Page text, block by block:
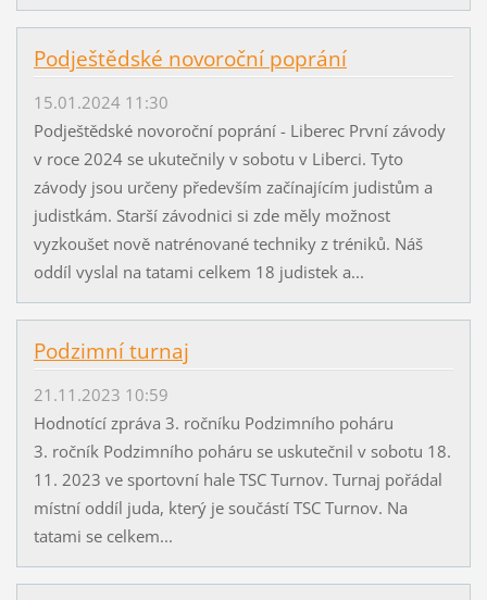
Podještědské novoroční poprání
15.01.2024 11:30
Podještědské novoroční poprání - Liberec První závody
v roce 2024 se ukutečnily v sobotu v Liberci. Tyto
závody jsou určeny především začínajícím judistům a
judistkám. Starší závodnici si zde měly možnost
vyzkoušet nově natrénované techniky z tréniků. Náš
oddíl vyslal na tatami celkem 18 judistek a...
Podzimní turnaj
21.11.2023 10:59
Hodnotící zpráva 3. ročníku Podzimního poháru
3. ročník Podzimního poháru se uskutečnil v sobotu 18.
11. 2023 ve sportovní hale TSC Turnov. Turnaj pořádal
místní oddíl juda, který je součástí TSC Turnov. Na
tatami se celkem...